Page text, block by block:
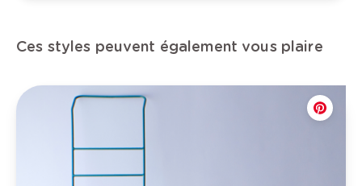
Ces styles peuvent également vous plaire